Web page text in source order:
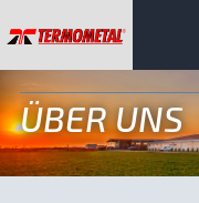
ÜBER UNS